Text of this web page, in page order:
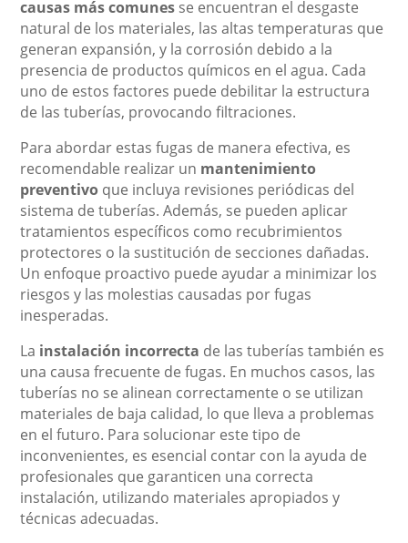
causas más comunes se encuentran el desgaste
natural de los materiales, las altas temperaturas que
generan expansión, y la corrosión debido a la
presencia de productos químicos en el agua. Cada
uno de estos factores puede debilitar la estructura
de las tuberías, provocando filtraciones.
Para abordar estas fugas de manera efectiva, es
recomendable realizar un mantenimiento
preventivo que incluya revisiones periódicas del
sistema de tuberías. Además, se pueden aplicar
tratamientos específicos como recubrimientos
protectores o la sustitución de secciones dañadas.
Un enfoque proactivo puede ayudar a minimizar los
riesgos y las molestias causadas por fugas
inesperadas.
La instalación incorrecta de las tuberías también es
una causa frecuente de fugas. En muchos casos, las
tuberías no se alinean correctamente o se utilizan
materiales de baja calidad, lo que lleva a problemas
en el futuro. Para solucionar este tipo de
inconvenientes, es esencial contar con la ayuda de
profesionales que garanticen una correcta
instalación, utilizando materiales apropiados y
técnicas adecuadas.